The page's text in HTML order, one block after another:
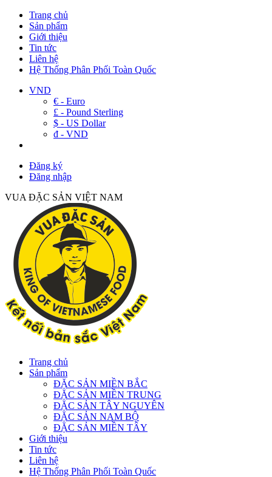
Trang chủ
Sản phẩm
Giới thiệu
Tin tức
Liên hệ
Hệ Thống Phân Phối Toàn Quốc
VND
€ - Euro
£ - Pound Sterling
$ - US Dollar
đ - VND
Đăng ký
Đăng nhập
VUA ĐẶC SẢN VIỆT NAM
Trang chủ
Sản phẩm
ĐẶC SẢN MIỀN BẮC
ĐẶC SẢN MIỀN TRUNG
ĐẶC SẢN TÂY NGUYÊN
ĐẶC SẢN NAM BỘ
ĐẶC SẢN MIỀN TÂY
Giới thiệu
Tin tức
Liên hệ
Hệ Thống Phân Phối Toàn Quốc